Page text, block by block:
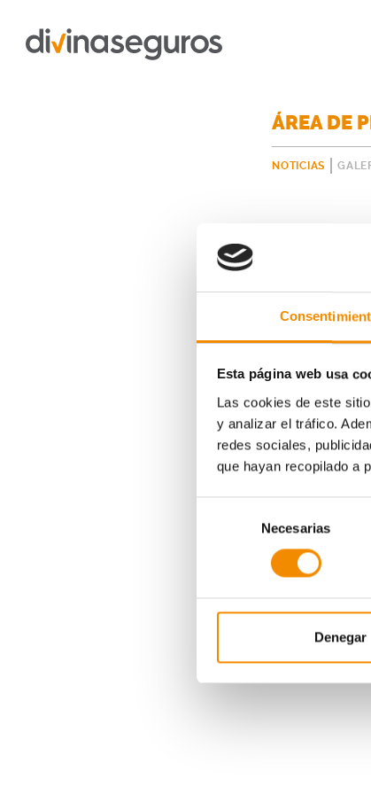
Esta página web usa
Las cookies de este
y analizar el tráfico.
redes sociales,
que hayan recopilado a
consentimiento
Necesarias
Denegar
ÁREA DE
NOTICIAS